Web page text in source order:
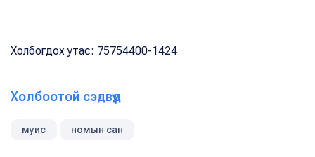
Холбогдох утас: 75754400-1424
Холбоотой сэдвүүд
муис номын сан